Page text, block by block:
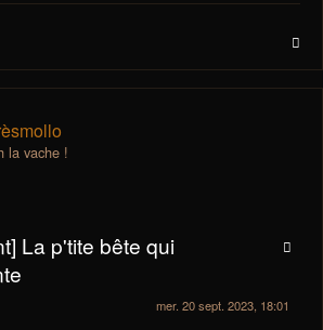
la vache !
La p'tite bête qui
mer. 20 sept. 2023, 18:01